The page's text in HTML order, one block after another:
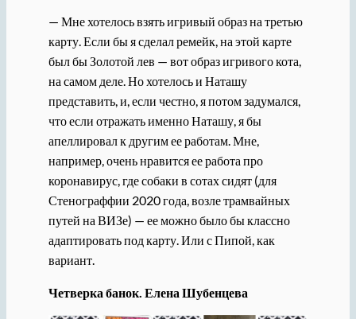
— Мне хотелось взять игривый образ на третью
карту. Если бы я сделал ремейк, на этой карте
был бы Золотой лев — вот образ игривого кота,
на самом деле. Но хотелось и Наташу
представить, и, если честно, я потом задумался,
что если отражать именно Наташу, я бы
апеллировал к другим ее работам. Мне,
например, очень нравится ее работа про
коронавирус, где собаки в сотах сидят (для
Стенограффии 2020 года, возле трамвайных
путей на ВИЗе) — ее можно было бы классно
адаптировать под карту. Или с Пипой, как
вариант.
Четверка банок. Елена Шубенцева